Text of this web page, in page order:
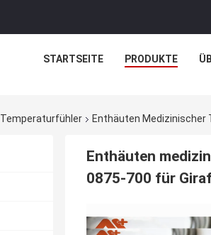
STARTSEITE PRODUKTE
Enthäuten Medizinischer
Enthäuten
0875-700 für